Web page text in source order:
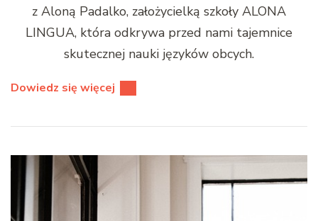
z Aloną Padalko, założy­cielką szkoły ALONA
LINGUA, która odkry­wa przed nami tajem­nice
skutecznej nau­ki języków obcych.
Dowiedz się więcej